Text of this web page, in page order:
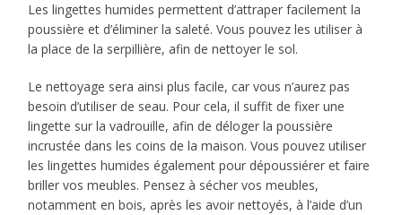
Les lingettes humides permettent d’attraper facilement la
poussière et d’éliminer la saleté. Vous pouvez les utiliser à
la place de la serpillière, afin de nettoyer le sol.
Le nettoyage sera ainsi plus facile, car vous n’aurez pas
besoin d’utiliser de seau. Pour cela, il suffit de fixer une
lingette sur la vadrouille, afin de déloger la poussière
incrustée dans les coins de la maison. Vous pouvez utiliser
les lingettes humides également pour dépoussiérer et faire
briller vos meubles. Pensez à sécher vos meubles,
notamment en bois, après les avoir nettoyés, à l’aide d’un